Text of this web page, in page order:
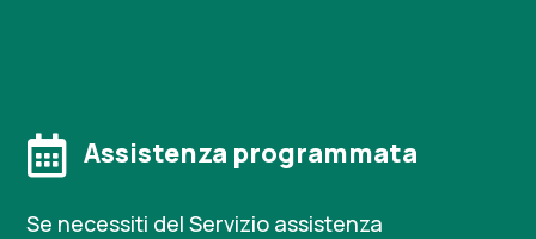
 Assistenza programmata
Se necessiti del Servizio assistenza